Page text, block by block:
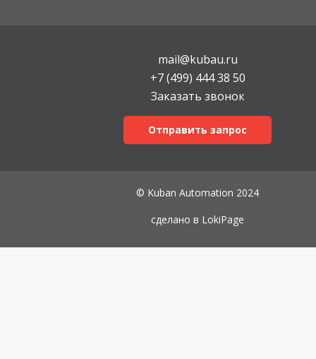
mail@kubau.ru
+7 (499) 444 38 50
Заказать звонок
Отправить запрос
© Kuban Automation 2024
сделано в LokiPage